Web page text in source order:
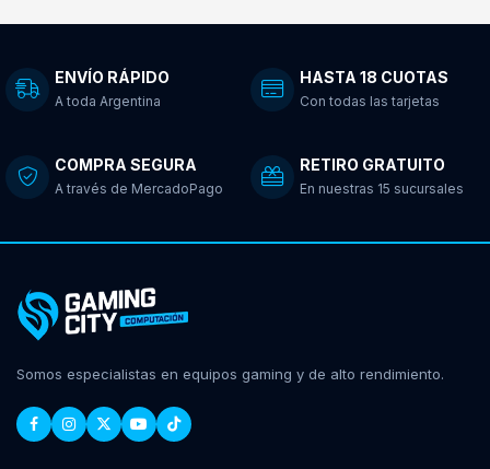
ENVÍO RÁPIDO
A toda Argentina
HASTA 18 CUOTAS
Con todas las tarjetas
COMPRA SEGURA
A través de MercadoPago
RETIRO GRATUITO
En nuestras 15 sucursales
Somos especialistas en equipos gaming y de alto rendimiento.